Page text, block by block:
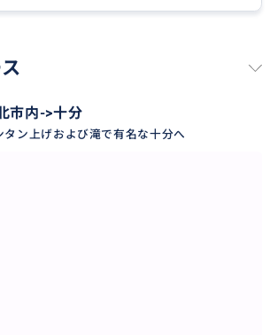
ます。
市内->十分
タン上げおよび滝で有名な十分へ